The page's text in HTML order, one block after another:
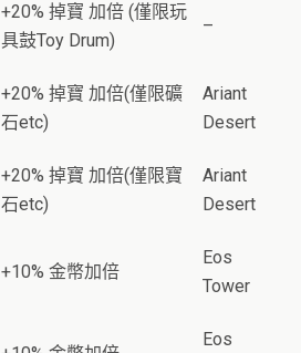
+20% 掉寶 加倍 (僅限玩
具鼓Toy Drum)
–
+20% 掉寶 加倍(僅限礦
石etc)
Ariant
Desert
+20% 掉寶 加倍(僅限寶
石etc)
Ariant
Desert
+10% 金幣加倍
Eos
Tower
Eos